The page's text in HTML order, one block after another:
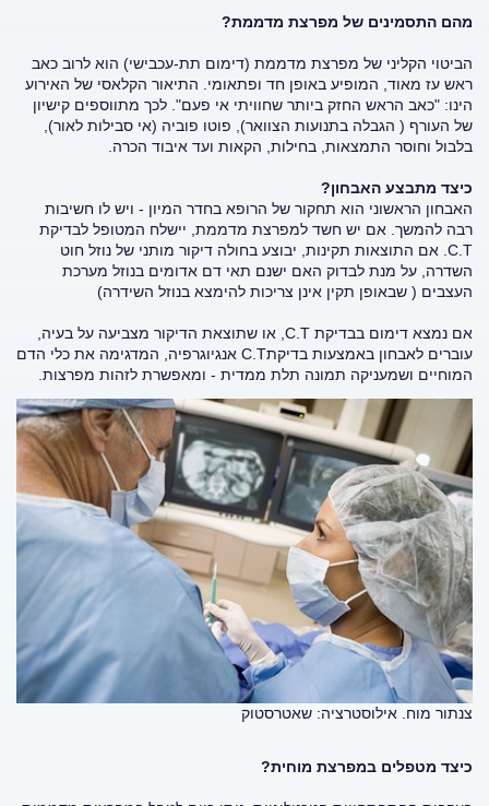
מהם התסמינים של מפרצת מדממת?
הביטוי הקליני של מפרצת מדממת (דימום תת-עכבישי) הוא לרוב כאב
ראש עז מאוד, המופיע באופן חד ופתאומי. התיאור הקלאסי של האירוע
הינו: "כאב הראש החזק ביותר שחוויתי אי פעם". לכך מתווספים קישיון
של העורף ( הגבלה בתנועות הצוואר), פוטו פוביה (אי סבילות לאור),
בלבול וחוסר התמצאות, בחילות, הקאות ועד איבוד הכרה.
כיצד מתבצע האבחון?
האבחון הראשוני הוא תחקור של הרופא בחדר המיון - ויש לו חשיבות
רבה להמשך. אם יש חשד למפרצת מדממת, יישלח המטופל לבדיקת
C.T. אם התוצאות תקינות, יבוצע בחולה דיקור מותני של נוזל חוט
השדרה, על מנת לבדוק האם ישנם תאי דם אדומים בנוזל מערכת
העצבים ( שבאופן תקין אינן צריכות להימצא בנוזל השידרה)
אם נמצא דימום בבדיקת C.T, או שתוצאת הדיקור מצביעה על בעיה,
עוברים לאבחון באמצעות בדיקתC.T אנגיוגרפיה, המדגימה את כלי הדם
המוחיים ושמעניקה תמונה תלת ממדית - ומאפשרת לזהות מפרצות.
צנתור מוח. אילוסטרציה: שאטרסטוק
כיצד מטפלים במפרצת מוחית?